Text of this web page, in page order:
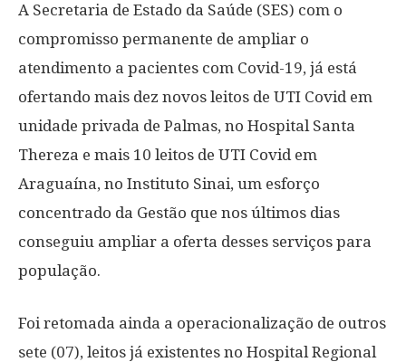
A Secretaria de Estado da Saúde (SES) com o
compromisso permanente de ampliar o
atendimento a pacientes com Covid-19, já está
ofertando mais dez novos leitos de UTI Covid em
unidade privada de Palmas, no Hospital Santa
Thereza e mais 10 leitos de UTI Covid em
Araguaína, no Instituto Sinai, um esforço
concentrado da Gestão que nos últimos dias
conseguiu ampliar a oferta desses serviços para
população.
Foi retomada ainda a operacionalização de outros
sete (07), leitos já existentes no Hospital Regional